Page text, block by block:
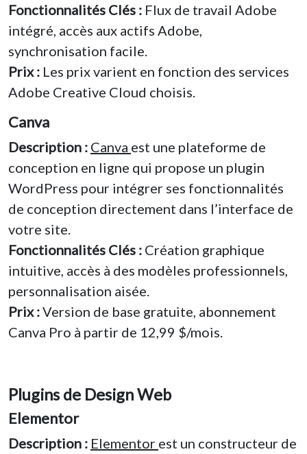
Fonctionnalités Clés : Flux de travail Adobe
intégré, accès aux actifs Adobe,
synchronisation facile.
Prix : Les prix varient en fonction des services
Adobe Creative Cloud choisis.
Canva
Description : Canva est une plateforme de
conception en ligne qui propose un plugin
WordPress pour intégrer ses fonctionnalités
de conception directement dans l’interface de
votre site.
Fonctionnalités Clés : Création graphique
intuitive, accès à des modèles professionnels,
personnalisation aisée.
Prix :Version de base gratuite, abonnement
Canva Pro à partir de 12,99 $/mois.
Plugins de Design Web
Elementor
Description : Elementor est un constructeur de